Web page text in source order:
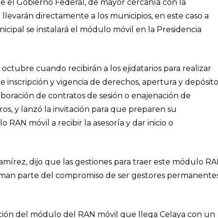
el Gobierno Federal, de mayor cercanía con la
directamente a los municipios, en este caso a
se instalará el módulo móvil en la Presidencia
cuando recibirán a los ejidatarios para realizar
inscripción y vigencia de derechos, apertura y
de contratos de sesión o enajenación de
y lanzó la invitación para que preparen su
móvil a recibir la asesoría y dar inicio o
dijo que las gestiones para traer este módulo
parte del compromiso de ser gestores
del módulo del RAN móvil que llega Celaya con un